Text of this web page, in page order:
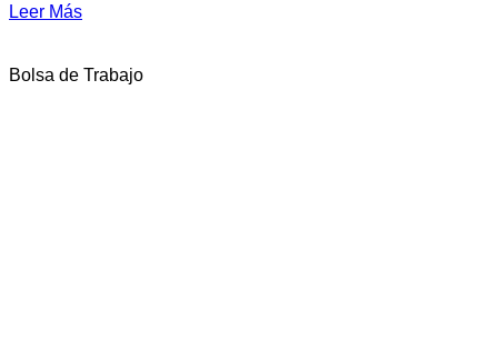
Leer Más
Bolsa de Trabajo